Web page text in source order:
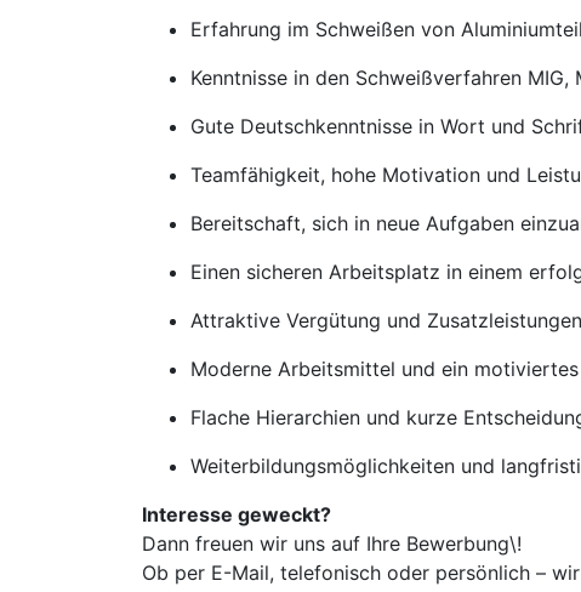
Erfahrung im Schweißen von
Kenntnisse in den Schweißverfahren
Gute Deutschkenntnisse in Wort und
Teamfähigkeit, hohe Motivation und
Bereitschaft, sich in neue Aufgaben
Einen sicheren Arbeitsplatz in einem
Attraktive Vergütung und Zusatzleistungen
Moderne Arbeitsmittel und ein motiviertes
Flache Hierarchien und kurze
Weiterbildungsmöglichkeiten und
Interesse geweckt?
Dann freuen wir uns auf Ihre Bewerbung\!
Ob per E-Mail, telefonisch oder persönlich –